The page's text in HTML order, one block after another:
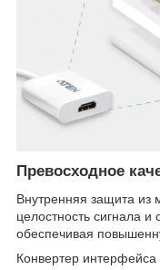
Превосходное
Внутренняя защита из
целостность сигнала
обеспечивая
Конвертер